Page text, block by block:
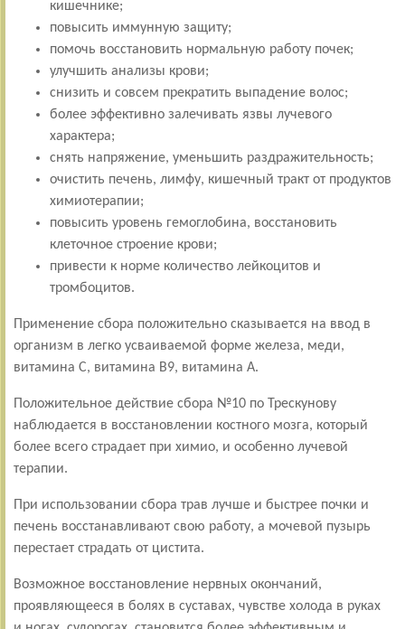
кишечнике;
повысить иммунную защиту;
помочь восстановить нормальную работу почек;
улучшить анализы крови;
снизить и совсем прекратить выпадение волос;
более эффективно залечивать язвы лучевого
характера;
снять напряжение, уменьшить раздражительность;
очистить печень, лимфу, кишечный тракт от продуктов
химиотерапии;
повысить уровень гемоглобина, восстановить
клеточное строение крови;
привести к норме количество лейкоцитов и
тромбоцитов.
Применение сбора положительно сказывается на ввод в
организм в легко усваиваемой форме железа, меди,
витамина С, витамина В9, витамина А.
Положительное действие сбора №10 по Трескунову
наблюдается в восстановлении костного мозга, который
более всего страдает при химио, и особенно лучевой
терапии.
При использовании сбора трав лучше и быстрее почки и
печень восстанавливают свою работу, а мочевой пузырь
перестает страдать от цистита.
Возможное восстановление нервных окончаний,
проявляющееся в болях в суставах, чувстве холода в руках